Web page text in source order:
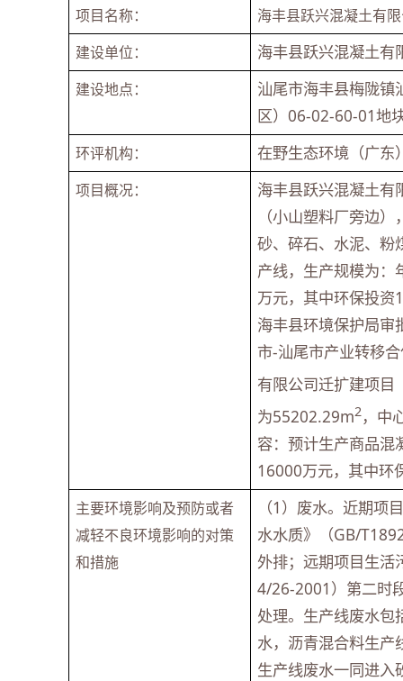
项目名称：
海丰县跃兴混凝土有
建设单位：
海丰县跃兴混凝土有
建设地点：
汕尾市海丰县梅陇镇
区）06-02-60-01地
环评机构： 在野生态环境（广东
项目概况：
海丰县跃兴混凝土有
（小山塑料厂旁边
砂、碎石、水泥、粉
产线，生产规模为
万元，其中环保投资
海丰县环境保护局审
市-汕尾市产业转移
有限公司迁扩建项目
为55202.29m2 ，中
容：预计生产商品
16000万元，其中环
主要环境影响及预防或者
减轻不良环境影响的对策
和措施
（1）废水。近期项
水水质》（GB/
外排；远期项目生活
4/26-2001）第二时
处理。生产线废水包
水，沥青混合料生产
生产线废水一同进入